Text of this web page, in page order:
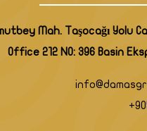
Mah. Taşocağı Yolu
Office 212 NO: 396 Basin